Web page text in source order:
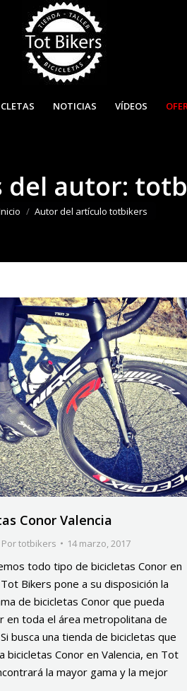
NOTICIAS VÍDEOS
del autor:
aquí:Autor del artículo totbikers
Conor Valencia
Portotbikers 14 marzo, 2017
todo tipo de bicicletas Conor en
Tot Bikers pone a su disposición la
de bicicletas Conor que pueda
en toda el área metropolitana de
busca una tienda de bicicletas que
bicicletas Conor en Valencia, en Tot
la mayor gama y la mejor
INICIO